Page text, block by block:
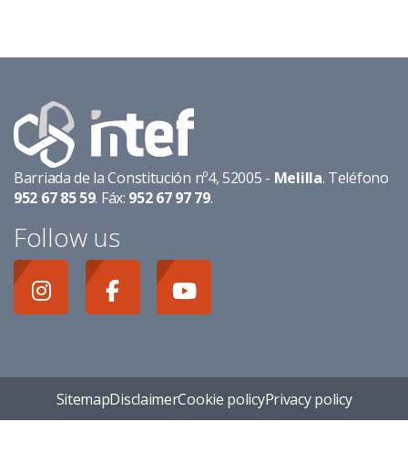
Barriada de la Constitución nº4, 52005 - Melilla. Teléfono
952 67 85 59. Fáx: 952 67 97 79.
Follow us
SitemapDisclaimerCookie policyPrivacy policy